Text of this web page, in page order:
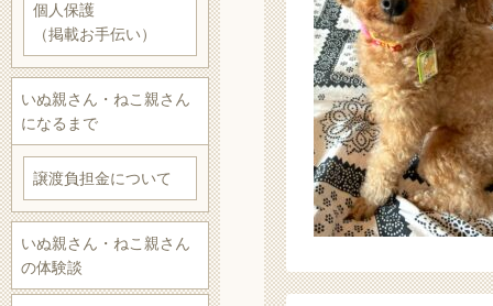
個人保護
（掲載お手伝い）
いぬ親さん・ねこ親さん
になるまで
譲渡負担金について
いぬ親さん・ねこ親さん
の体験談